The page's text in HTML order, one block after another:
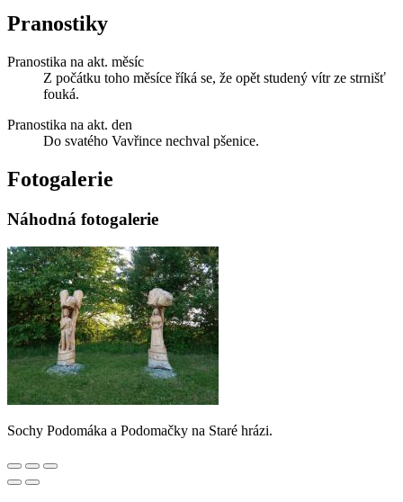
Pranostiky
Pranostika na akt. měsíc
Z počátku toho měsíce říká se, že opět studený vítr ze strnišť
fouká.
Pranostika na akt. den
Do svatého Vavřince nechval pšenice.
Fotogalerie
Náhodná fotogalerie
Sochy Podomáka a Podomačky na Staré hrázi.